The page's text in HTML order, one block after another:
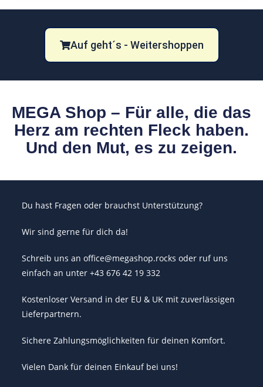
Auf geht´s - Weitershoppen
MEGA Shop – Für alle, die das
Herz am rechten Fleck haben.
Und den Mut, es zu zeigen.
Du hast Fragen oder brauchst Unterstützung?
Wir sind gerne für dich da!
Schreib uns an office@megashop.rocks oder ruf uns
einfach an unter +43 676 42 19 332
Kostenloser Versand in der EU & UK mit zuverlässigen
Lieferpartnern.
Sichere Zahlungsmöglichkeiten für deinen Komfort.
Vielen Dank für deinen Einkauf bei uns!